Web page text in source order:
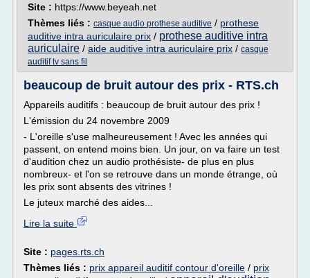
Site : https://www.beyeah.net
Thèmes liés : casque audio prothese auditive / prothese
auditive intra auriculaire prix / prothese auditive intra
auriculaire / aide auditive intra auriculaire prix / casque
auditif tv sans fil
beaucoup de bruit autour des prix - RTS.ch
Appareils auditifs : beaucoup de bruit autour des prix !
L'émission du 24 novembre 2009
- L'oreille s'use malheureusement ! Avec les années qui
passent, on entend moins bien. Un jour, on va faire un test
d'audition chez un audio prothésiste- de plus en plus
nombreux- et l'on se retrouve dans un monde étrange, où
les prix sont absents des vitrines !
Le juteux marché des aides...
Lire la suite
Site : pages.rts.ch
Thèmes liés : prix appareil auditif contour d'oreille / prix